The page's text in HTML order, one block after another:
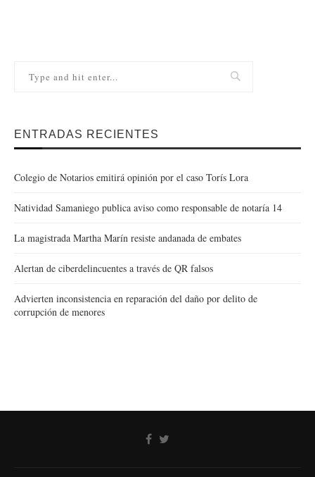
ENTRADAS RECIENTES
Colegio de Notarios emitirá opinión por el caso Torís Lora
Natividad Samaniego publica aviso como responsable de notaría 14
La magistrada Martha Marín resiste andanada de embates
Alertan de ciberdelincuentes a través de QR falsos
Advierten inconsistencia en reparación del daño por delito de
corrupción de menores